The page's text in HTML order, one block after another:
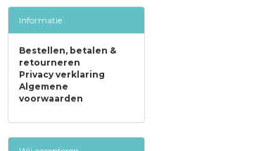
Informatie
Bestellen, betalen &
retourneren
Privacy verklaring
Algemene
voorwaarden